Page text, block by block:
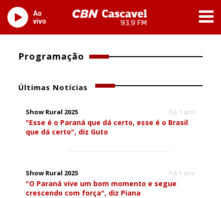
Ao
vivo
Programação
Últimas Notícias
Show Rural 2025 há 1 ano
"Esse é o Paraná que dá certo, esse é o Brasil
que dá certo", diz Guto
Show Rural 2025 há 1 ano
"O Paraná vive um bom momento e segue
crescendo com força", diz Piana